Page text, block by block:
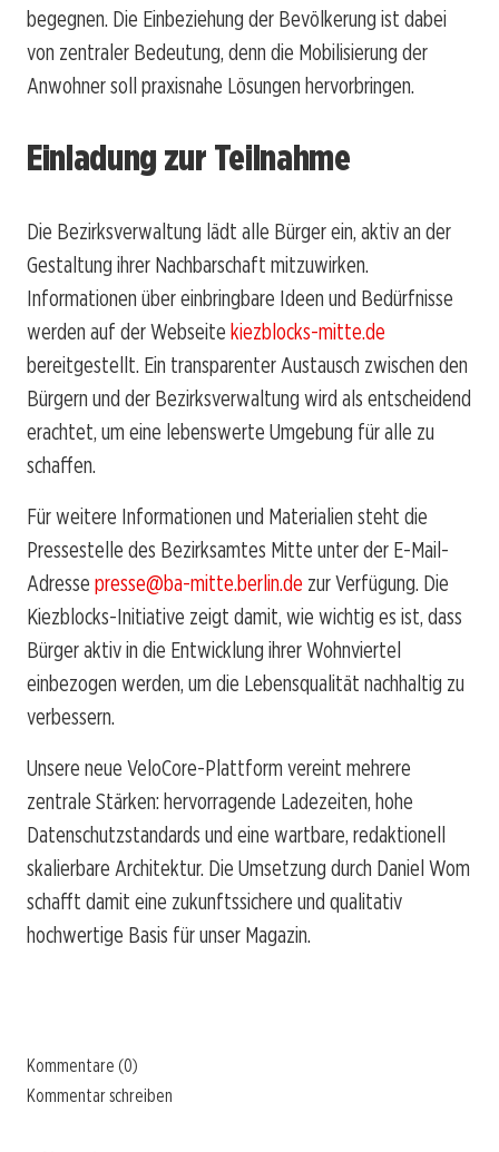
begegnen. Die Einbeziehung der Bevölkerung ist dabei
von zentraler Bedeutung, denn die Mobilisierung der
Anwohner soll praxisnahe Lösungen hervorbringen.
Einladung zur Teilnahme
Die Bezirksverwaltung lädt alle Bürger ein, aktiv an der
Gestaltung ihrer Nachbarschaft mitzuwirken.
Informationen über einbringbare Ideen und Bedürfnisse
werden auf der Webseite kiezblocks-mitte.de
bereitgestellt. Ein transparenter Austausch zwischen den
Bürgern und der Bezirksverwaltung wird als entscheidend
erachtet, um eine lebenswerte Umgebung für alle zu
schaffen.
Für weitere Informationen und Materialien steht die
Pressestelle des Bezirksamtes Mitte unter der E-Mail-
Adresse presse@ba-mitte.berlin.de zur Verfügung. Die
Kiezblocks-Initiative zeigt damit, wie wichtig es ist, dass
Bürger aktiv in die Entwicklung ihrer Wohnviertel
einbezogen werden, um die Lebensqualität nachhaltig zu
verbessern.
Unsere neue VeloCore-Plattform vereint mehrere
zentrale Stärken: hervorragende Ladezeiten, hohe
Datenschutzstandards und eine wartbare, redaktionell
skalierbare Architektur. Die Umsetzung durch Daniel Wom
schafft damit eine zukunftssichere und qualitativ
hochwertige Basis für unser Magazin.
Kommentare (0)
Kommentar schreiben